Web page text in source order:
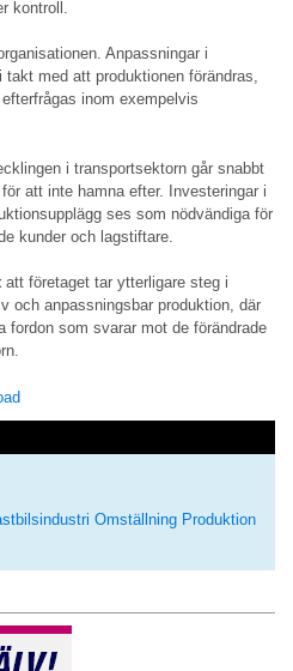
kontroll.
Anpassningar i
med att produktionen förändras,
inom exempelvis
i transportsektorn går snabbt
att inte hamna efter. Investeringar i
ses som nödvändiga för
kunder och lagstiftare.
att företaget tar ytterligare steg i
och anpassningsbar produktion, där
fordon som svarar mot de förändrade
Omställning Produktion